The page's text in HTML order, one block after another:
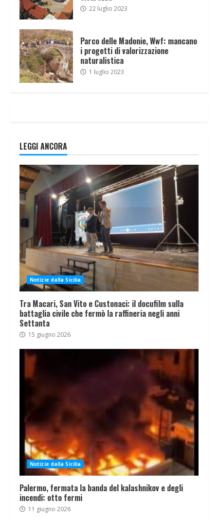
22 luglio 2023
Parco delle Madonie, Wwf: mancano
i progetti di valorizzazione
naturalistica
1 luglio 2023
LEGGI ANCORA
Notizie dalla Sicilia
Tra Macari, San Vito e Custonaci: il docufilm sulla
battaglia civile che fermò la raffineria negli anni
Settanta
15 giugno 2026
Notizie dalla Sicilia
Palermo, fermata la banda del kalashnikov e degli
incendi: otto fermi
11 giugno 2026